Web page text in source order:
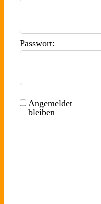
Passwort:
Angemeldet
bleiben